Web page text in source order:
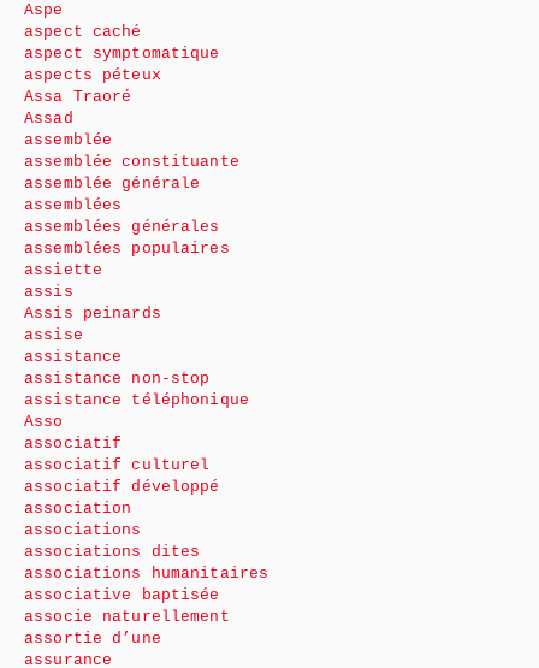
Aspe
aspect caché
aspect symptomatique
aspects péteux
Assa Traoré
Assad
assemblée
assemblée constituante
assemblée générale
assemblées
assemblées générales
assemblées populaires
assiette
assis
Assis peinards
assise
assistance
assistance non-stop
assistance téléphonique
Asso
associatif
associatif culturel
associatif développé
association
associations
associations dites
associations humanitaires
associative baptisée
associe naturellement
assortie d’une
assurance